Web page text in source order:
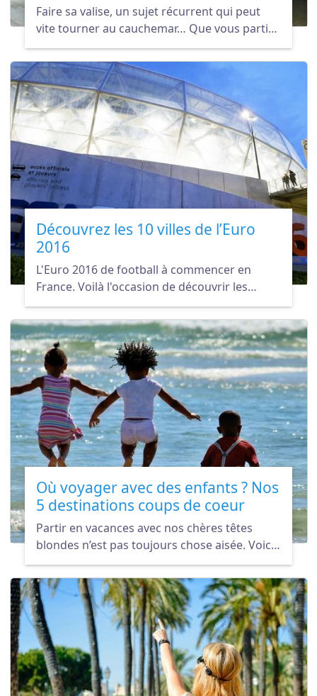
Faire sa valise, un sujet récurrent qui peut
vite tourner au cauchemar… Que vous partiez
pour un week-end à Madrid ou pour un road-
trip en Colombie, suivez nos conseils pour ne
plus vous prendre la tête avec votre valise !
Découvrez les 10 villes de l’Euro
2016
L'Euro 2016 de football à commencer en
France. Voilà l'occasion de découvrir les
régions et les villes qui vont accueillir les
matchs de la compétition.
Où voyager avec des enfants ? Nos
5 destinations coups de coeur
Partir en vacances avec nos chères têtes
blondes n’est pas toujours chose aisée. Voici
nos cinq destinations coup de coeur pour un
voyage en famille qui plaira aux petits et aux
grands.